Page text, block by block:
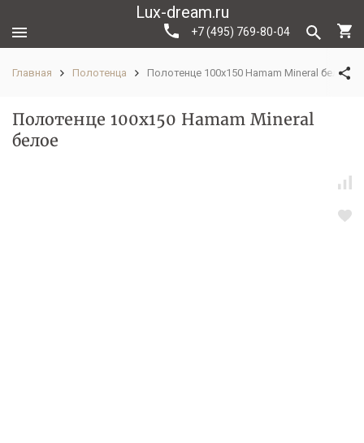
Lux-dream.ru
+7 (495) 769-80-04
Главная Полотенца Полотенце 100х150 Hamam Mineral белое
Полотенце 100х150 Hamam Mineral
белое